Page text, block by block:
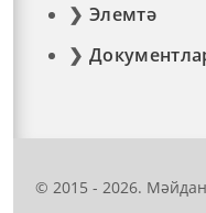
Элемтә
© 2015 - 2026.